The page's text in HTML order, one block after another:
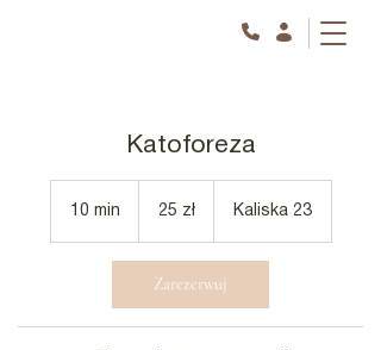
Katoforeza
10 min
złotych
polskich25 zł Kaliska 23
Zarezerwuj